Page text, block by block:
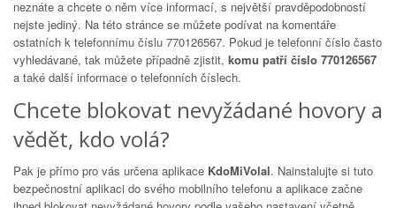
neznáte a chcete o něm více informací, s největší pravděpodobností
nejste jediný. Na této stránce se můžete podívat na komentáře
ostatních k telefonnímu číslu 770126567. Pokud je telefonní číslo často
vyhledávané, tak můžete případně zjistit, komu patří číslo 770126567
a také další informace o telefonních číslech.
Chcete blokovat nevyžádané hovory a
vědět, kdo volá?
Pak je přímo pro vás určena aplikace KdoMiVolal. Nainstalujte si tuto
bezpečnostní aplikaci do svého mobilního telefonu a aplikace začne